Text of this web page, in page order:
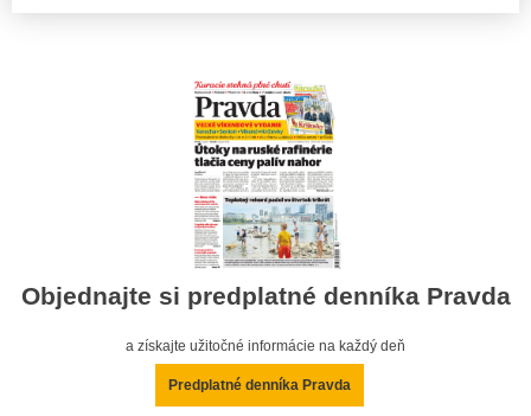
Objednajte si predplatné denníka Pravda
a získajte užitočné informácie na každý deň
Predplatné denníka Pravda